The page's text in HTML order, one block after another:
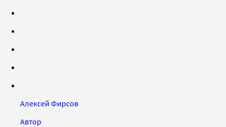
Алексей Фирсов
Автор